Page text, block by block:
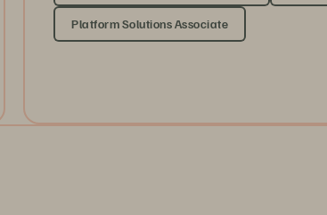
Platform Solutions Associate